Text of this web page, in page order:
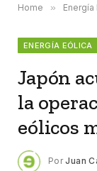
Home » Energía
ENERGÍA EÓLICA
Japón
la
eólicos
Por Juan